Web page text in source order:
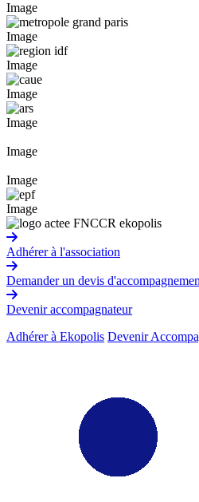
Image
Image
Image
Image
Image
Image
Image
Image
Adhérer à l'association
Demander un devis
Devenir accompagnateur
Adhérer à Ekopolis Devenir